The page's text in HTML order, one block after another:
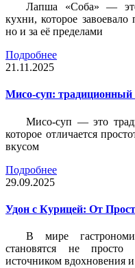
Лапша «Соба» —
кухни, которое
но и за её пределами
Подробнее
21.11.2025
Мисо-суп: традиционный
Мисо-суп — это
которое отличается
вкусом
Подробнее
29.09.2025
Удон с Курицей: От
В мире
становятся не
источником вдохновения